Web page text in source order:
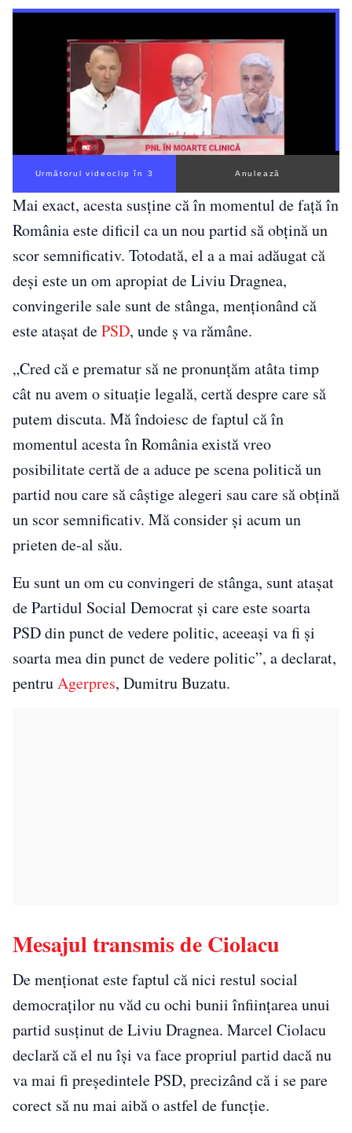
Următorul videoclip în 3 Anulează
Mai exact, acesta susține că în momentul de față în
România este dificil ca un nou partid să obțină un
scor semnificativ. Totodată, el a a mai adăugat că
deși este un om apropiat de Liviu Dragnea,
convingerile sale sunt de stânga, menționând că
este atașat dePSD, unde ș va rămâne.
„Cred că e prematur să ne pronunţăm atâta timp
cât nu avem o situaţie legală, certă despre care să
putem discuta. Mă îndoiesc de faptul că în
momentul acesta în România există vreo
posibilitate certă de a aduce pe scena politică un
partid nou care să câştige alegeri sau care să obţină
un scor semnificativ. Mă consider şi acum un
prieten de-al său.
Eu sunt un om cu convingeri de stânga, sunt ataşat
de Partidul Social Democrat şi care este soarta
PSD din punct de vedere politic, aceeaşi va fi şi
soarta mea din punct de vedere politic”, a declarat,
pentruAgerpres, Dumitru Buzatu.
Mesajul transmis de Ciolacu
De menționat este faptul că nici restul social
democraților nu văd cu ochi bunii înfiinţarea unui
partid susţinut de Liviu Dragnea. Marcel Ciolacu
declară că el nu își va face propriul partid dacă nu
va mai fi președintele PSD, precizând că i se pare
corect să nu mai aibă o astfel de funcție.